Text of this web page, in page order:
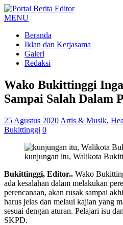
MENU
Beranda
Iklan dan Kerjasama
Galeri
Redaksi
Wako Bukittinggi
Sampai Salah Dalam
25 Agustus 2020 Artis & Musik,
Bukittinggi 0
kunjungan itu, Walikota
Bukittinggi, Editor.. Wako
ada kesalahan dalam melakukan
perencanaan, akan rusak sampai
harus jelas dan melaui kajian yang
sesuai dengan aturan. Pelajari isu
SKPD.